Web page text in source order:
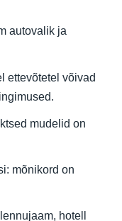
autovalik ja
ettevõtetel võivad
mudelid on
mõnikord on
hotell